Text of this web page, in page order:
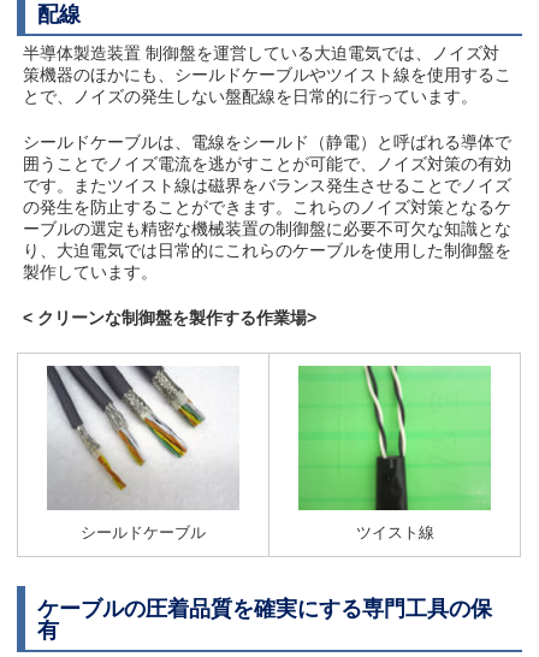
配線
半導体製造装置 制御盤を運営している大迫電気では、ノイズ対
策機器のほかにも、シールドケーブルやツイスト線を使用するこ
とで、ノイズの発生しない盤配線を日常的に行っています。
シールドケーブルは、電線をシールド（静電）と呼ばれる導体で
囲うことでノイズ電流を逃がすことが可能で、ノイズ対策の有効
です。またツイスト線は磁界をバランス発生させることでノイズ
の発生を防止することができます。これらのノイズ対策となるケ
ーブルの選定も精密な機械装置の制御盤に必要不可欠な知識とな
り、大迫電気では日常的にこれらのケーブルを使用した制御盤を
製作しています。
< クリーンな制御盤を製作する作業場>
シールドケーブル ツイスト線
ケーブルの圧着品質を確実にする専門工具の保
有